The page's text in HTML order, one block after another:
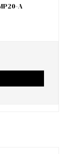
A